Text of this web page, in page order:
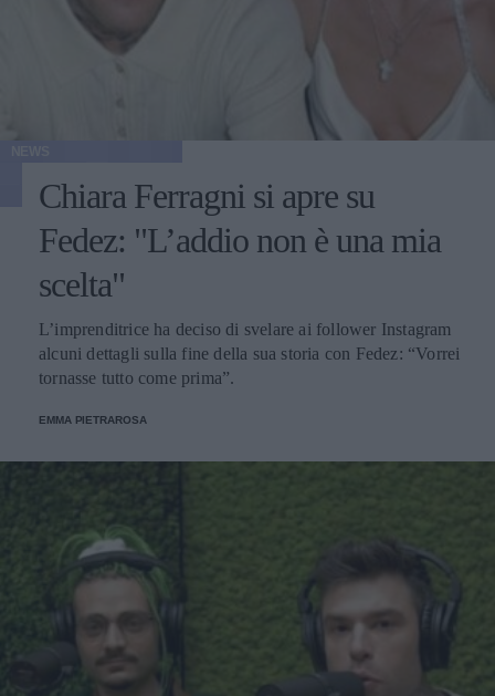
Chiara Ferragni si apre su
Fedez: "L’addio non è una mia
scelta"
L’imprenditrice ha deciso di svelare ai follower Instagram
alcuni dettagli sulla fine della sua storia con Fedez: “Vorrei
tornasse tutto come prima”.
EMMA PIETRAROSA